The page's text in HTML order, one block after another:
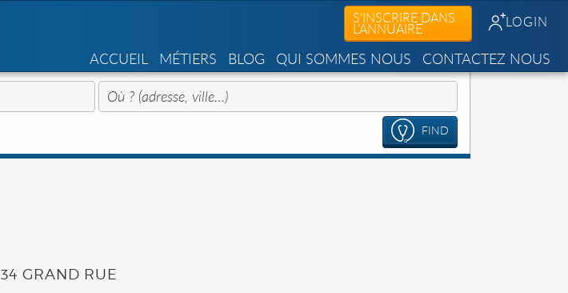
S'INSCRIRE DANS
L'ANNUAIRE LOGIN
ACCUEIL MÉTIERS BLOG QUI SOMMES NOUS CONTACTEZ NOUS
FIND
34 GRAND RUE